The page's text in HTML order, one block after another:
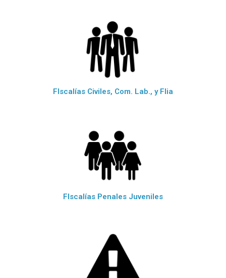
FIscalías Civiles, Com. Lab., y Flia
FIscalías Penales Juveniles